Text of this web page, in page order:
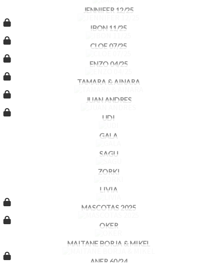
JENNIFER 12/25
IBON 11/25
CLOE 07/25
ENZO 04/25
TAMARA & AINARA
JUAN ANDRES
UDI
GALA
SAGU
ZORKI
LIVIA
MASCOTAS 2025
OKER
MAITANE BORJA & MIKEL